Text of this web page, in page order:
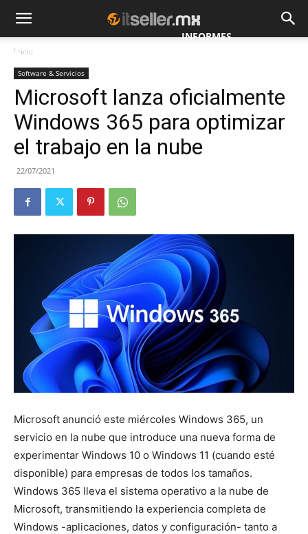
NOTICIAS
INFORMES
Inicio
Software & Servicios
Microsoft lanza oficialmente
Windows 365 para optimizar
el trabajo en la nube
22/07/2021
Microsoft anunció este miércoles Windows 365, un
servicio en la nube que introduce una nueva forma de
experimentar Windows 10 o Windows 11 (cuando esté
disponible) para empresas de todos los tamaños.
Windows 365 lleva el sistema operativo a la nube de
Microsoft, transmitiendo la experiencia completa de
Windows -aplicaciones, datos y configuración- tanto a